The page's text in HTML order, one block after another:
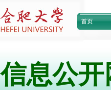
首页
信息公开